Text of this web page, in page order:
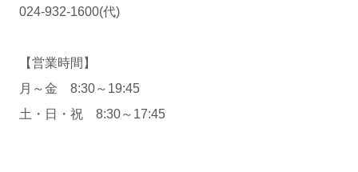
024-932-1600(代)
【営業時間】
月～金 8:30～19:45
土・日・祝 8:30～17:45